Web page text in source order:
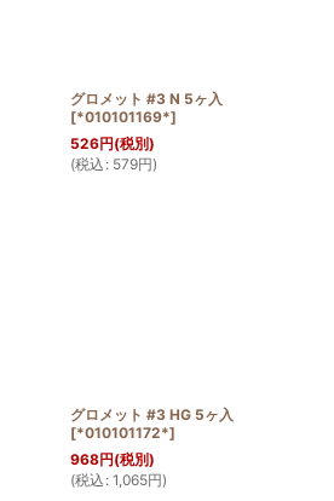
グロメット #3 N 5ヶ入
[*010101169*]
526円(税別)
(税込 : 579円)
グロメット #3 HG 5ヶ入
[*010101172*]
968円(税別)
(税込 : 1,065円)